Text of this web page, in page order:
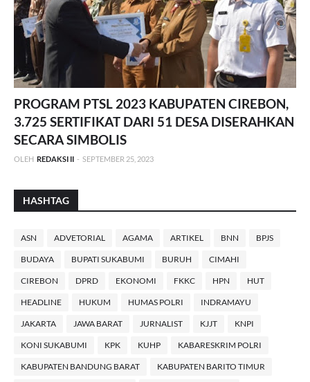
PROGRAM PTSL 2023 KABUPATEN CIREBON,
3.725 SERTIFIKAT DARI 51 DESA DISERAHKAN
SECARA SIMBOLIS
OLEH REDAKSI II - SEPTEMBER 25, 2023
HASHTAG
ASN ADVETORIAL AGAMA ARTIKEL BNN BPJS
BUDAYA BUPATI SUKABUMI BURUH CIMAHI
CIREBON DPRD EKONOMI FKKC HPN HUT
HEADLINE HUKUM HUMAS POLRI INDRAMAYU
JAKARTA JAWA BARAT JURNALIST KJJT KNPI
KONI SUKABUMI KPK KUHP KABARESKRIM POLRI
KABUPATEN BANDUNG BARAT KABUPATEN BARITO TIMUR